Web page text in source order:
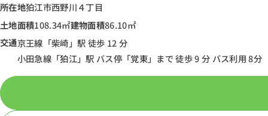
所在地狛江市西野川４丁目
土地面積108.34㎡建物面積86.10㎡
交通京王線「柴崎」駅 徒歩 12 分
小田急線「狛江」駅 バス停「覚東」まで 徒歩 9 分 バス利用 8分